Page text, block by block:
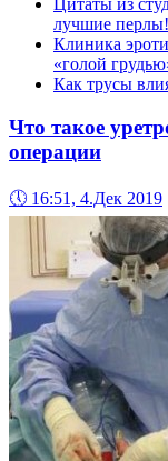
Цитаты из
лучшие перлы!
Клиника
«голой
Как трусы
Что такое
операции
🕔 16:51, 4.Дек 2019